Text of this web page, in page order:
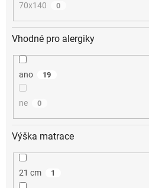
70x140 0
Vhodné pro alergiky
ano 19
ne 0
Výška matrace
21 cm 1